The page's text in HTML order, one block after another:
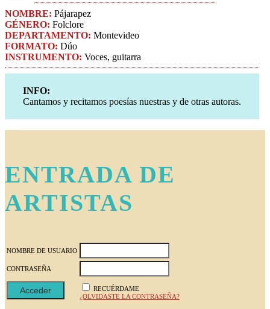
NOMBRE: Pájarapez
GÉNERO: Folclore
DEPARTAMENTO: Montevideo
FORMATO: Dúo
INSTRUMENTO: Voces, guitarra
INFO:
Cantamos y recitamos poesías nuestras y de otras autoras.
ENTRADA DE
ARTISTAS
NOMBRE DE USUARIO
CONTRASEÑA
RECUÉRDAME
¿OLVIDASTE LA CONTRASEÑA?